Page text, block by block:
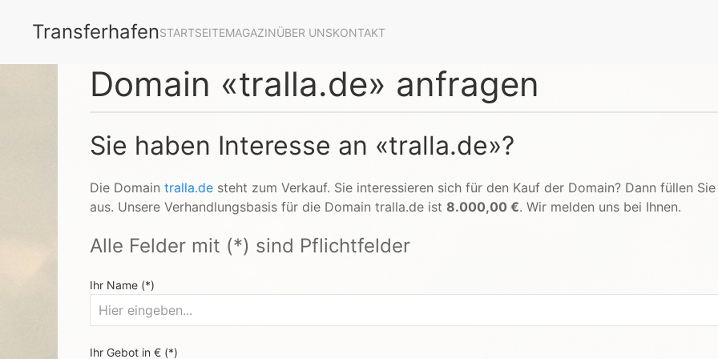
TransferhafenSTARTSEITEMAGAZINÜBER UNSKONTAKT
Domain «tralla.de» anfragen
Sie haben Interesse an «tralla.de»?
Die Domain tralla.de steht zum Verkauf. Sie interessieren sich für den Kauf der Domain? Dann füllen
aus. Unsere Verhandlungsbasis für die Domain tralla.de ist 8.000,00 €. Wir melden uns bei Ihnen.
Alle Felder mit (*) sind Pflichtfelder
Ihr Name (*)
Ihr Gebot in € (*)